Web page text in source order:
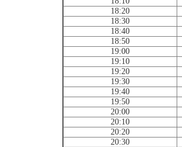
18:20
18:30
18:40
18:50
19:00
19:10
19:20
19:30
19:40
19:50
20:00
20:10
20:20
20:30